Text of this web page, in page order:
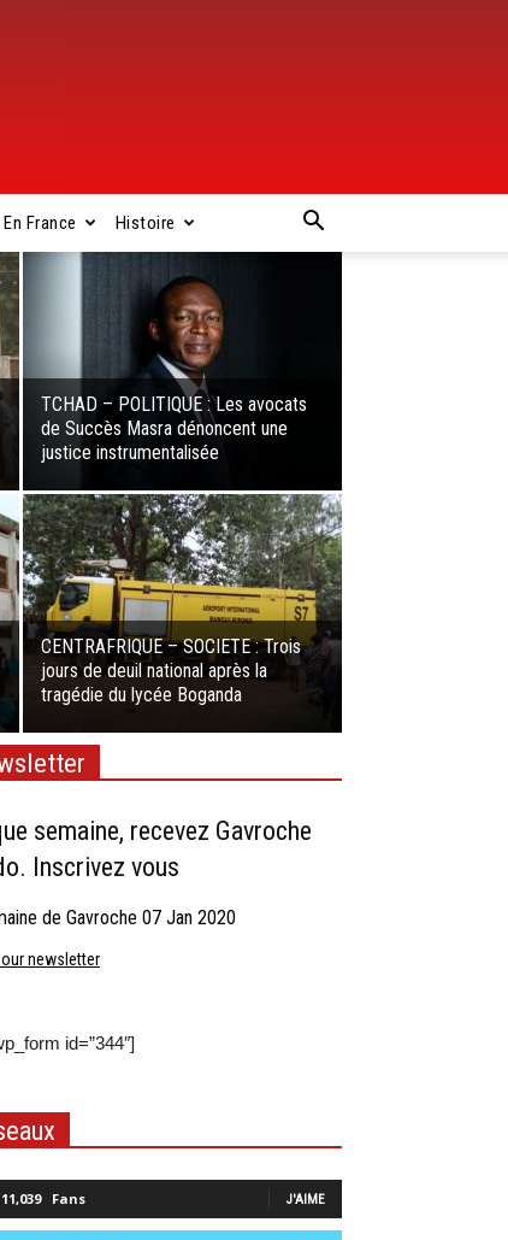
France Histoire
TCHAD – POLITIQUE : Les avocats
de Succès Masra dénoncent une
justice instrumentalisée
CENTRAFRIQUE – SOCIETE : Trois
jours de deuil national après la
tragédie du lycée Boganda
semaine, recevez Gavroche
Inscrivez vous
de Gavroche 07 Jan 2020
newsletter
id=”344″]
11,039 Fans J'AIME